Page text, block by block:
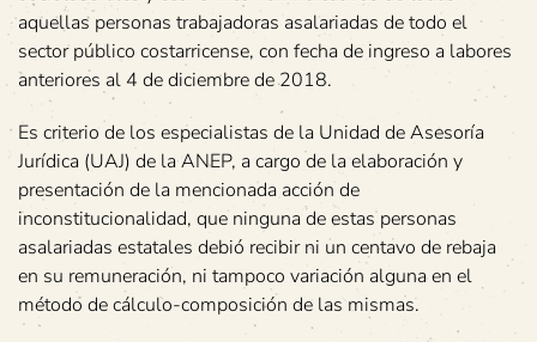
aquellas personas trabajadoras asalariadas de todo el
sector público costarricense, con fecha de ingreso a labores
anteriores al 4 de diciembre de 2018.
Es criterio de los especialistas de la Unidad de Asesoría
Jurídica (UAJ) de la ANEP, a cargo de la elaboración y
presentación de la mencionada acción de
inconstitucionalidad, que ninguna de estas personas
asalariadas estatales debió recibir ni un centavo de rebaja
en su remuneración, ni tampoco variación alguna en el
método de cálculo-composición de las mismas.